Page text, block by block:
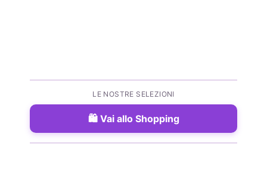
LE NOSTRE SELEZIONI
Vai allo Shopping